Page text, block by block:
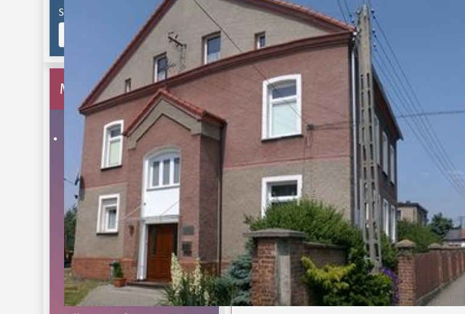
Szukaj...
Menu strony
Kancelaria
Dane teleadresowe
Pogrzeb
Cmentarz
Historia parafii
Polecane linki
List Dyrektora
podsumowujący
powodzianom
Szanowni Państwo,
we wrześniu br. minął rok od tragedii powodzi,
przypomnienia świadectwa wspólnotowej
ludzkiego cierpienia wywołał świat ludzkiej
solidarność i zapał w organizowaniu pomocy.